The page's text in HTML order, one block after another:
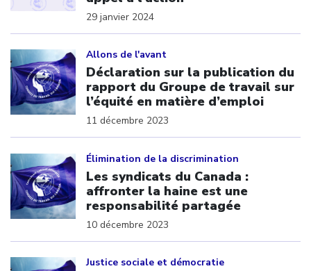
29 janvier 2024
Allons de l'avant
Déclaration sur la publication du
rapport du Groupe de travail sur
l’équité en matière d’emploi
11 décembre 2023
Élimination de la discrimination
Les syndicats du Canada :
affronter la haine est une
responsabilité partagée
10 décembre 2023
Justice sociale et démocratie